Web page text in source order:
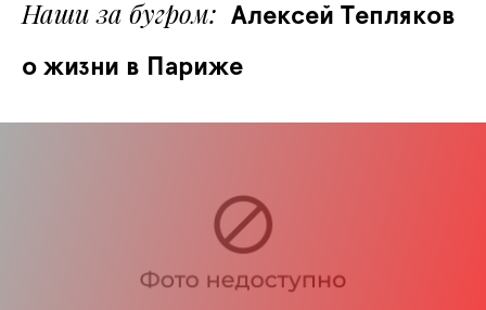
Наши за бугром
Алексей Тепляков
о жизни в Париже